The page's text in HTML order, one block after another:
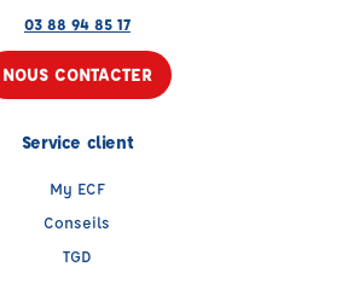
03 88 94 85 17
NOUS CONTACTER
Service client
My ECF
Conseils
TGD